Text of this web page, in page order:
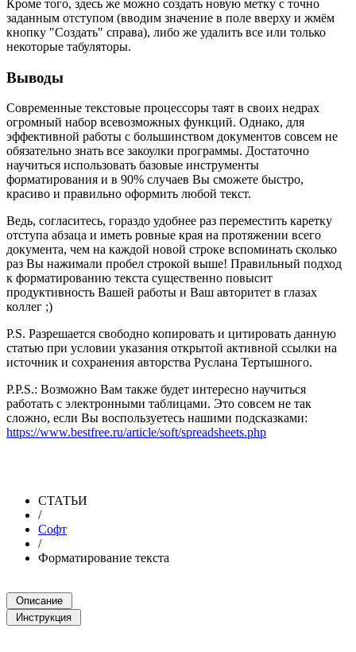
Кроме того, здесь же можно создать новую метку с точно
заданным отступом (вводим значение в поле вверху и жмём
кнопку "Создать" справа), либо же удалить все или только
некоторые табуляторы.
Выводы
Современные текстовые процессоры таят в своих недрах
огромный набор всевозможных функций. Однако, для
эффективной работы с большинством документов совсем не
обязательно знать все закоулки программы. Достаточно
научиться использовать базовые инструменты
форматирования и в 90% случаев Вы сможете быстро,
красиво и правильно оформить любой текст.
Ведь, согласитесь, гораздо удобнее раз переместить каретку
отступа абзаца и иметь ровные края на протяжении всего
документа, чем на каждой новой строке вспоминать сколько
раз Вы нажимали пробел строкой выше! Правильный подход
к форматированию текста существенно повысит
продуктивность Вашей работы и Ваш авторитет в глазах
коллег ;)
P.S. Разрешается свободно копировать и цитировать данную
статью при условии указания открытой активной ссылки на
источник и сохранения авторства Руслана Тертышного.
P.P.S.: Возможно Вам также будет интересно научиться
работать с электронными таблицами. Это совсем не так
сложно, если Вы воспользуетесь нашими подсказками:
https://www.bestfree.ru/article/soft/spreadsheets.php
СТАТЬИ
/
Софт
/
Форматирование текста